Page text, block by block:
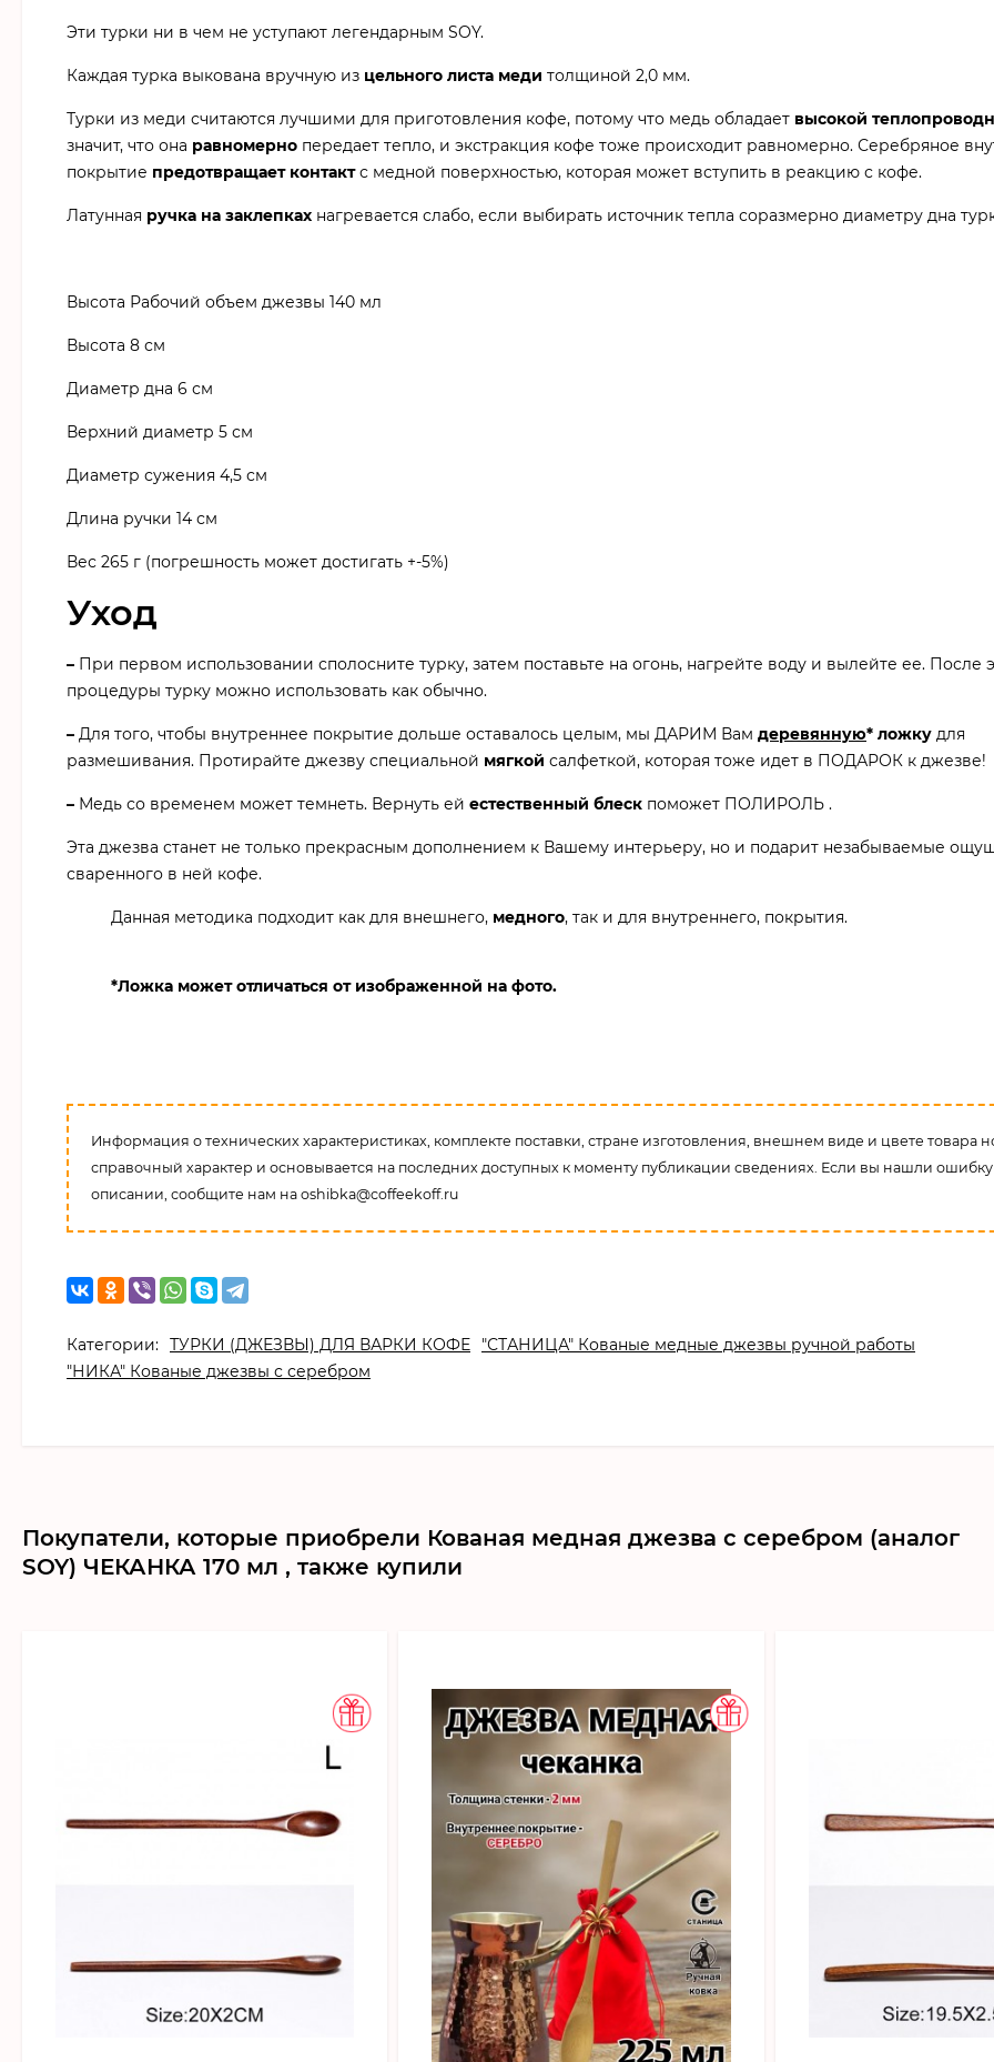
Эти турки ни в чем не уступают легендарным SOY.
Каждая турка выкована вручную из цельного листа меди толщиной 2,0 мм.
Турки из меди считаются лучшими для приготовления кофе, потому что медь обладает высокой
значит, что она равномерно передает тепло, и экстракция кофе тоже происходит равномерно. Серебряное
покрытие предотвращает контактс медной поверхностью, которая может вступить в реакцию с кофе.
Латунная ручка на заклепках нагревается слабо, если выбирать источник тепла соразмерно диаметру дна
Высота Рабочий объем джезвы 140 мл
Высота 8 см
Диаметр дна 6 см
Верхний диаметр 5 см
Диаметр сужения 4,5 см
Длина ручки 14 см
Вес 265 г (погрешность может достигать +-5%)
Уход
– При первом использовании сполосните турку, затем поставьте на огонь, нагрейте воду и вылейте ее. После
процедуры турку можно использовать как обычно.
– Для того, чтобы внутреннее покрытие дольше оставалось целым, мы ДАРИМ Вам деревянную* ложку для
размешивания. Протирайте джезву специальной мягкой салфеткой, которая тоже идет в ПОДАРОК к джезве!
– Медь со временем может темнеть. Вернуть ей естественный блеск поможет ПОЛИРОЛЬ .
Эта джезва станет не только прекрасным дополнением к Вашему интерьеру, но и подарит незабываемые
сваренного в ней кофе.
Данная методика подходит как для внешнего, медного, так и для внутреннего, покрытия.
*Ложка может отличаться от изображенной на фото.
Информация о технических характеристиках, комплекте поставки, стране изготовления, внешнем виде и цвете товара
справочный характер и основывается на последних доступных к моменту публикации сведениях. Если вы нашли ошибку
описании, сообщите нам на oshibka@coffeekoff.ru
Категории: ТУРКИ (ДЖЕЗВЫ) ДЛЯ ВАРКИ КОФЕ
"СТАНИЦА" Кованые медные джезвы ручной работы
"НИКА" Кованые джезвы с серебром
Покупатели, которые приобрели Кованая медная джезва с серебром (аналог
SOY) ЧЕКАНКА 170 мл , также купили